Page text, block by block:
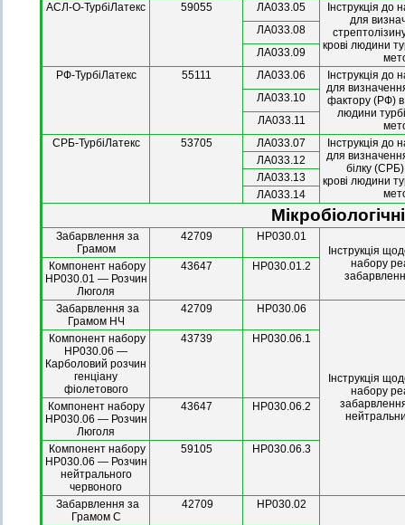
АСЛ-О-ТурбіЛатекс
59055 ЛА033.05
Інструкція до
для
крові людини
ЛА033.08
ЛА033.09
РФ-ТурбіЛатекс
55111 ЛА033.06
Інструкція до
для
фактору (РФ) в
людини
ЛА033.10
ЛА033.11
СРБ-ТурбіЛатекс
53705 ЛА033.07
Інструкція до
для
білку
крові людини
ЛА033.12
ЛА033.13
ЛА033.14
Забарвлення за
Грамом
42709
HP030.01
Інструкція
набору
Компонент набору
HP030.01 — Розчин
Люголя
43647 HP030.01.2
Забарвлення за
Грамом НЧ
42709 HP030.06
Інструкція
набору
Компонент набору
HP030.06 —
Карболовий розчин
генціану
фіолетового
43739 HP030.06.1
Компонент набору
HP030.06 — Розчин
Люголя
43647 HP030.06.2
Компонент набору
HP030.06 — Розчин
нейтрального
червоного
59105 HP030.06.3
Забарвлення за
Грамом С
42709 HP030.02